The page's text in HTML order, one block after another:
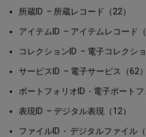
所蔵ID – 所蔵レコード（22）
アイテムID – アイテムレコード（
コレクションID – 電子コレクショ
サービスID – 電子サービス（62）
ポートフォリオID - 電子ポートフ
表現ID – デジタル表現（12）
ファイルID - デジタルファイル（